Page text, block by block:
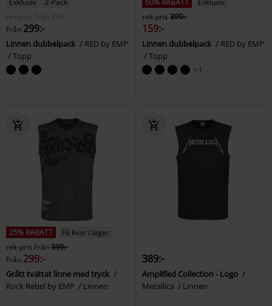
Exklusiv
2-Pack
rek-pris
Från
399:-
Från 299:-
Linnen dubbelpack
RED by EMP
Topp
60% RABATT
Exklusiv
rek-pris 399:-
159:-
Linnen dubbelpack
RED by EMP
Topp
+1
25% RABATT
Få kvar i lager
rek-pris Från399:-
Från 299:-
Grått tvättat linne med tryck
Rock Rebel by EMP
Linnen
389:-
Amplified Collection - Logo
Metallica
Linnen